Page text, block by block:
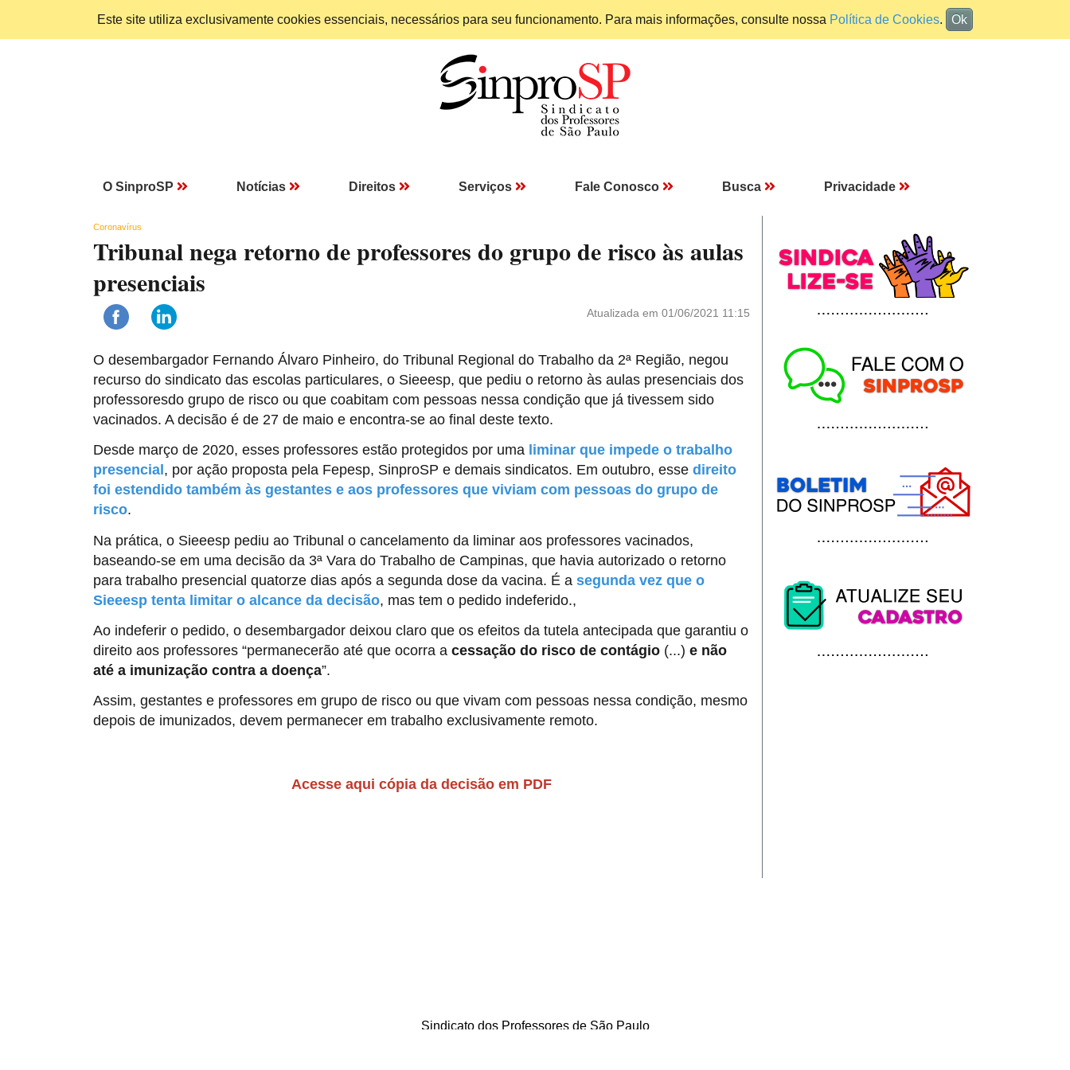
Este site utiliza exclusivamente cookies essenciais, necessários para seu funcionamento. Para mais informações, consulte nossa Política de Cookies. Ok
O SinproSP Notícias Direitos Serviços Fale Conosco Busca Privacidade
Coronavírus
Tribunal nega retorno de professores do grupo de risco às aulas
presenciais
Atualizada em 01/06/2021 11:15
O desembargador Fernando Álvaro Pinheiro, do Tribunal Regional do Trabalho da 2ª Região, negou
recurso do sindicato das escolas particulares, o Sieeesp, que pediu o retorno às aulas presenciais dos
professoresdo grupo de risco ou que coabitam com pessoas nessa condição que já tivessem sido
vacinados. A decisão é de 27 de maio e encontra-se ao final deste texto.
Desde março de 2020, esses professores estão protegidos por uma liminar que impede o trabalho
presencial , por ação proposta pela Fepesp, SinproSP e demais sindicatos. Em outubro, esse direito
foi estendido também às gestantes e aos professores que viviam com pessoas do grupo de
risco.
Na prática, o Sieeesp pediu ao Tribunal o cancelamento da liminar aos professores vacinados,
baseando-se em uma decisão da 3ª Vara do Trabalho de Campinas, que havia autorizado o retorno
para trabalho presencial quatorze dias após a segunda dose da vacina. É a segunda vez que o
Sieeesp tenta limitar o alcance da decisão, mas tem o pedido indeferido.,
Ao indeferir o pedido, o desembargador deixou claro que os efeitos da tutela antecipada que garantiu o
direito aos professores “permanecerão até que ocorra a cessação do risco de contágio (...) e não
até a imunização contra a doença”.
Assim, gestantes e professores em grupo de risco ou que vivam com pessoas nessa condição, mesmo
depois de imunizados, devem permanecer em trabalho exclusivamente remoto.
Acesse aqui cópia da decisão em PDF
Sindicato dos Professores de São Paulo